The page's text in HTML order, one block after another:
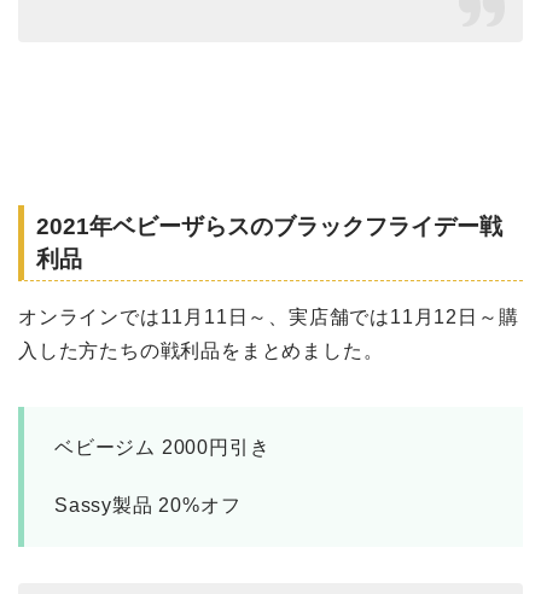
2021年ベビーザらスのブラックフライデー戦
利品
オンラインでは11月11日～、実店舗では11月12日～購
入した方たちの戦利品をまとめました。
ベビージム 2000円引き
Sassy製品 20%オフ